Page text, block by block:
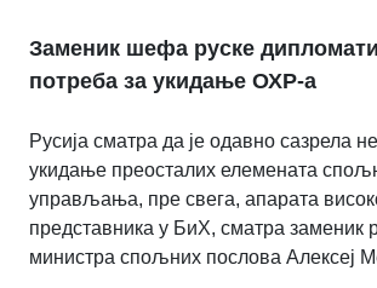
Заменик шефа руске
потреба за укидање ОХР-а
Русија сматра да је одавно сазрела
укидање преосталих елемената
управљања, пре свега, апарата
представника у БиХ, сматра заменик
министра спољних послова Алексеј